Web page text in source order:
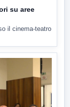
su aree
il cinema-teatro